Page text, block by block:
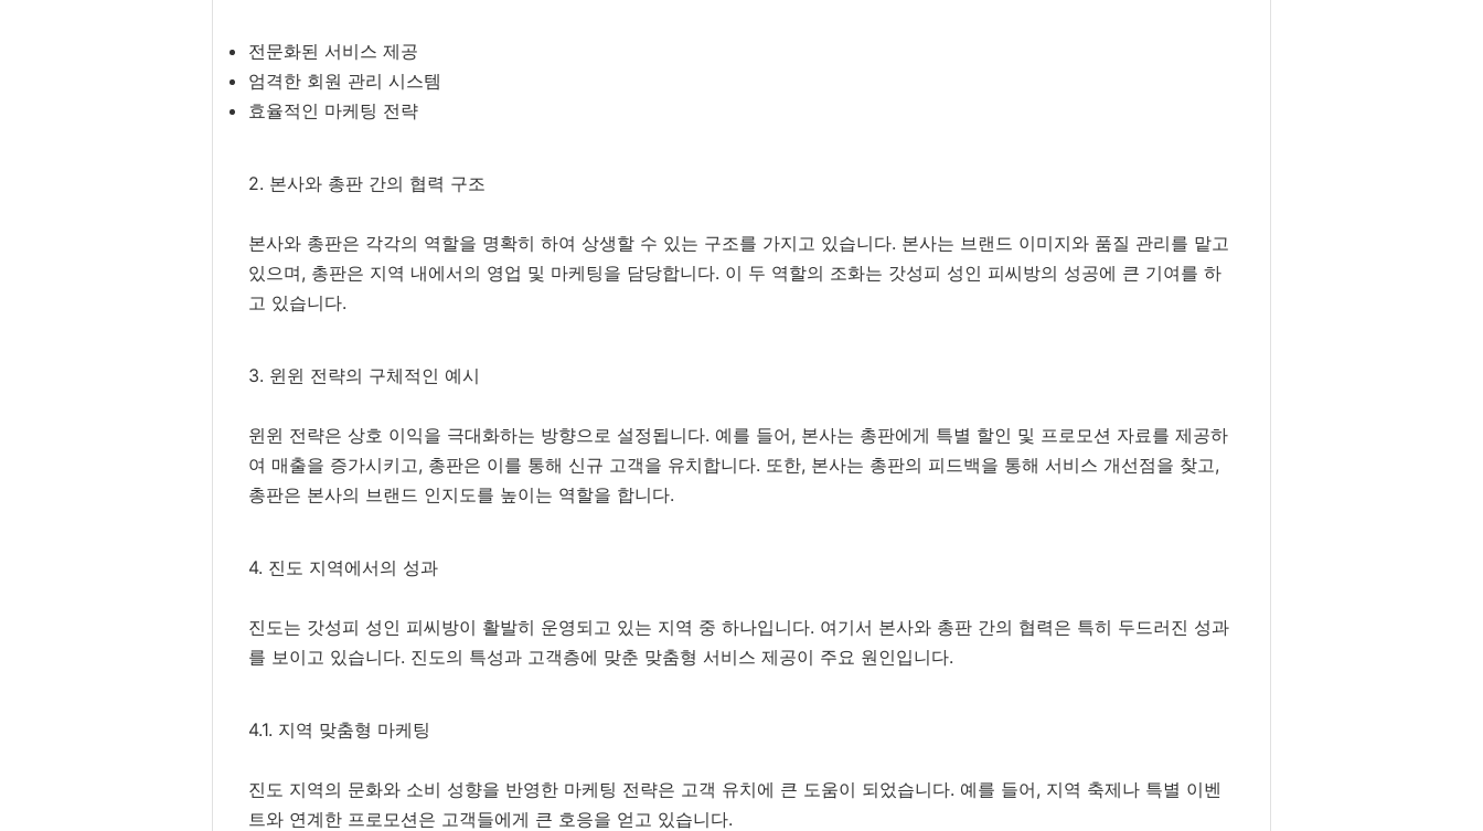
전문화된 서비스 제공
엄격한 회원 관리 시스템
효율적인 마케팅 전략
2. 본사와 총판 간의 협력 구조
본사와 총판은 각각의 역할을 명확히 하여 상생할 수 있는 구조를 가지고 있습니다. 본사는 브랜드 이미지와 품질 관리를 맡고
있으며, 총판은 지역 내에서의 영업 및 마케팅을 담당합니다. 이 두 역할의 조화는 갓성피 성인 피씨방의 성공에 큰 기여를 하
고 있습니다.
3. 윈윈 전략의 구체적인 예시
윈윈 전략은 상호 이익을 극대화하는 방향으로 설정됩니다. 예를 들어, 본사는 총판에게 특별 할인 및 프로모션 자료를 제공하
여 매출을 증가시키고, 총판은 이를 통해 신규 고객을 유치합니다. 또한, 본사는 총판의 피드백을 통해 서비스 개선점을 찾고,
총판은 본사의 브랜드 인지도를 높이는 역할을 합니다.
4. 진도 지역에서의 성과
진도는 갓성피 성인 피씨방이 활발히 운영되고 있는 지역 중 하나입니다. 여기서 본사와 총판 간의 협력은 특히 두드러진 성과
를 보이고 있습니다. 진도의 특성과 고객층에 맞춘 맞춤형 서비스 제공이 주요 원인입니다.
4.1. 지역 맞춤형 마케팅
진도 지역의 문화와 소비 성향을 반영한 마케팅 전략은 고객 유치에 큰 도움이 되었습니다. 예를 들어, 지역 축제나 특별 이벤
트와 연계한 프로모션은 고객들에게 큰 호응을 얻고 있습니다.